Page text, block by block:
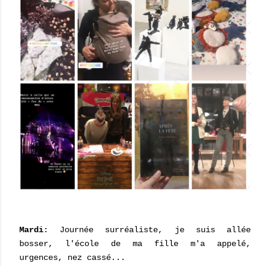
Mardi: Journée surréaliste, je suis allée
bosser, l'école de ma fille m'a appelé,
urgences, nez cassé...